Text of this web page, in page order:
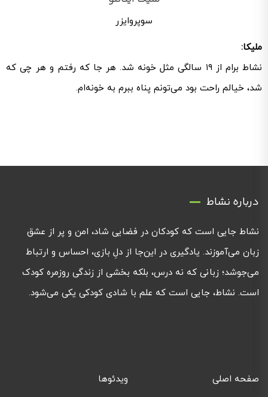
سوپروایزر
ملیکا:
نشاط برام از ۱۹ سالگی مثل خونه شد. هر جا که رفتم و هر چی که
شد، خیالم راحت بود می‌تونم پناه ببرم به خونه‌ام.
درباره نشاط
نشاط جایی است که کودکان در فضایی شاد، امن و پر از عشق
زبان می‌آموزند. یادگیری در این‌جا از دلِ بازی، احساس و ارتباط
می‌جوشد؛ زبانی که نه درس، بلکه بخشی از زندگی روزمره کودک
است. نشاط، جایی است که علم با شادی کودکی یکی می‌شود.
صفحه اصلی
ویدئوها